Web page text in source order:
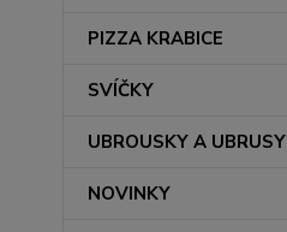
PIZZA KRABICE
SVÍČKY
UBROUSKY A UBRUSY
NOVINKY